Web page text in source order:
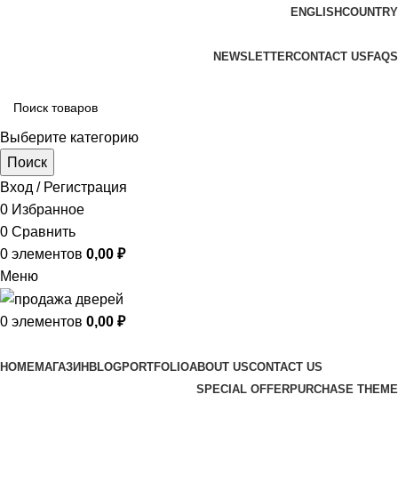
ENGLISHCOUNTRY
NEWSLETTERCONTACT US FAQS
Выберите категорию
Поиск
Вход / Регистрация
0 Избранное
0 Сравнить
0 элементов 0,00 ₽
Меню
0 элементов 0,00 ₽
HOMEМАГАЗИН BLOGPORTFOLIOABOUT USCONTACT US
SPECIAL OFFERPURCHASE THEME